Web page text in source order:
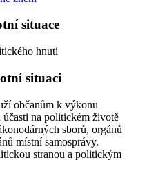
situace
hnutí
situaci
občanům k výkonu
na politickém životě
sborů, orgánů
místní samosprávy.
stranou a politickým